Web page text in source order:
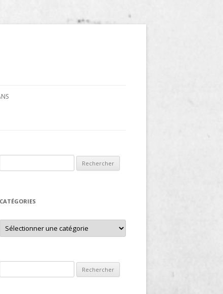
CATÉGORIES
Catégories